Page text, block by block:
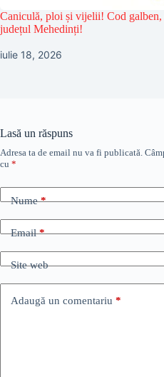
Caniculă, ploi și vijelii! Cod galben,
județul Mehedinți!
iulie 18, 2026
Lasă un răspuns
Adresa ta de email nu va fi publicată.
cu *
Nume*
Email*
Site web
Adaugă un comentariu *